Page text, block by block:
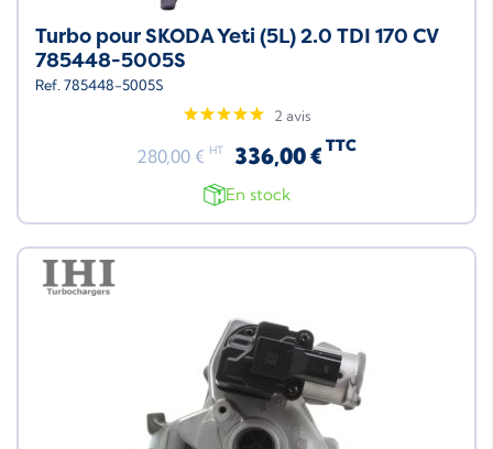
Turbo pour SKODA Yeti (5L) 2.0 TDI 170 CV
785448-5005S
Ref. 785448-5005S
2 avis
280,00 € HT 336,00 € TTC
En stock